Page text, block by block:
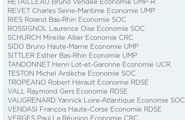
RETAILLEAU Bruno Vendée Economie UMP-R
REVET Charles Seine-Maritime Economie UMP
RIES Roland Bas-Rhin Economie SOC
ROSSIGNOL Laurence Oise Economie SOC
SCHURCH Mireille Allier Economie CRC
SIDO Bruno Haute-Marne Economie UMP
SITTLER Esther Bas-Rhin Economie UMP
TANDONNET Henri Lot-et-Garonne Economie UCR
TESTON Michel Ardèche Economie SOC
TROPEANO Robert Hérault Economie RDSE
VALL Raymond Gers Economie RDSE
VAUGRENARD Yannick Loire-Atlantique Economie SOC
VENDASI François Haute-Corse Economie RDSE
VERGES Paul La Réunion Economie CRC